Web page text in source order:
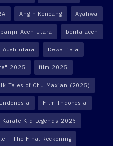
Angin Kencang Ayahwa
banjir Aceh Utara berita aceh
Aceh utara Dewantara
2025 film 2025
Tales of Chu Maxian (2025)
Film Indonesia
Karate Kid Legends 2025
– The Final Reckoning